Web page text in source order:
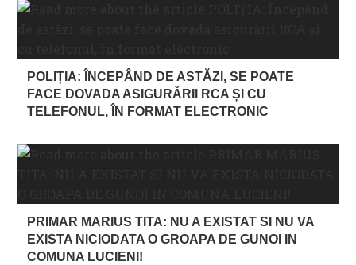
POLIȚIA: ÎNCEPÂND DE ASTĂZI, SE POATE
FACE DOVADA ASIGURĂRII RCA ȘI CU
TELEFONUL, ÎN FORMAT ELECTRONIC
PRIMAR MARIUS TITA: NU A EXISTAT SI NU VA
EXISTA NICIODATA O GROAPA DE GUNOI IN
COMUNA LUCIENI!